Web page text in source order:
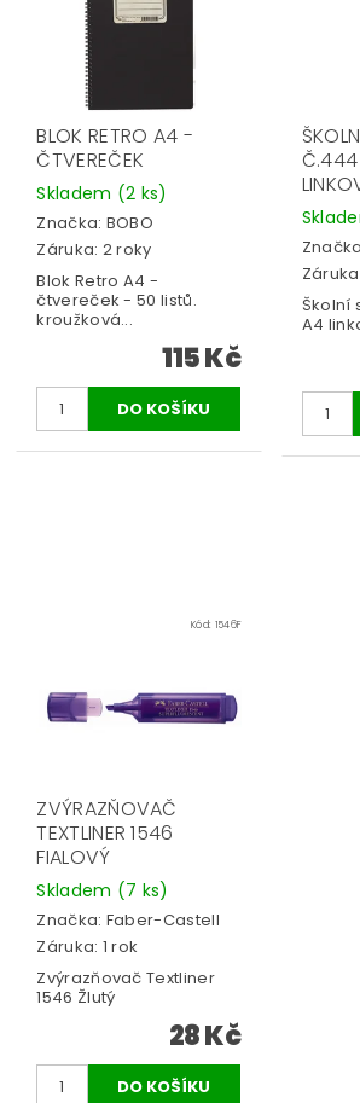
BLOK RETRO A4 -
ČTVEREČEK
Skladem (2 ks)
Značka: BOBO
Záruka: 2 roky
Blok Retro A4 -
čtvereček - 50 listů.
kroužková...
115 Kč
Školní
A4
Kód: 1546F
ZVÝRAZŇOVAČ
TEXTLINER 1546
FIALOVÝ
Skladem (7 ks)
Značka: Faber-Castell
Záruka: 1 rok
Zvýrazňovač Textliner
1546 Žlutý
28 Kč